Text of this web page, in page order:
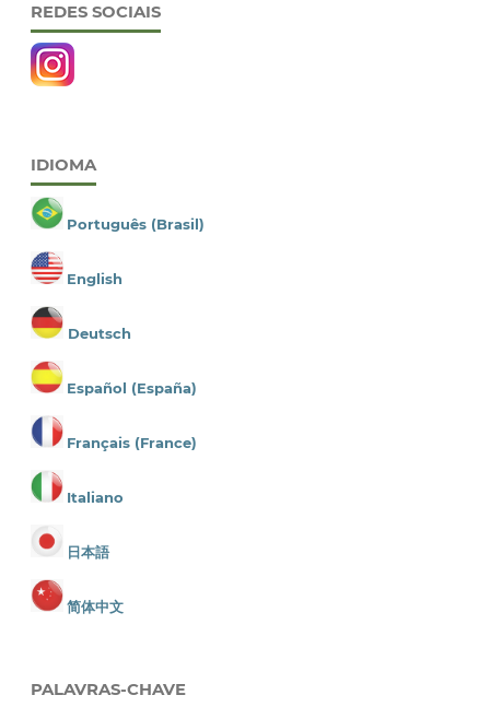
REDES SOCIAIS
IDIOMA
Português (Brasil)
English
Deutsch
Español (España)
Français (France)
Italiano
日本語
简体中文
PALAVRAS-CHAVE